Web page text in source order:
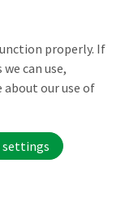
properly. If
can use,
about our use of
settings